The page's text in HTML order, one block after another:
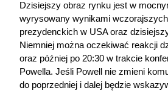
Dzisiejszy obraz rynku jest w
wyrysowany wynikami
prezydenckich w USA oraz
Niemniej można oczekiwać reakcji
oraz później po 20:30 w trakcie
Powella. Jeśli Powell nie zmieni
do poprzedniej i dalej będzie